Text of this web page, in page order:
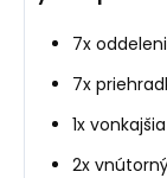
7x
7x
1x
2x